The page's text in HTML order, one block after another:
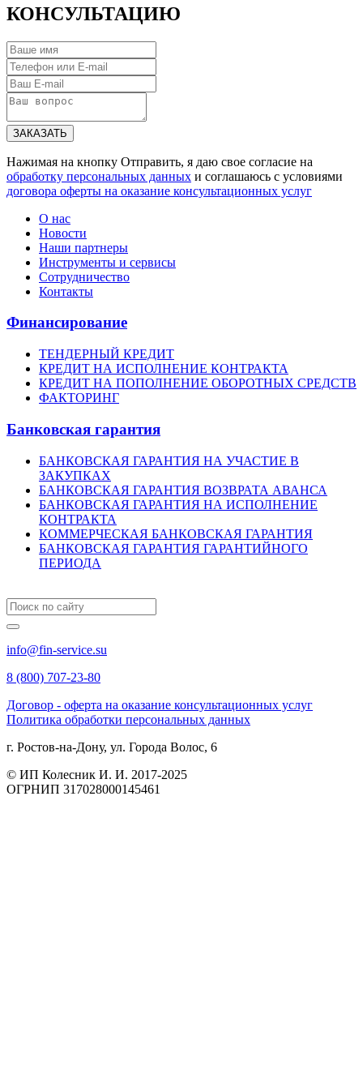
КОНСУЛЬТАЦИЮ
ЗАКАЗАТЬ
Нажимая на кнопку Отправить, я даю свое согласие на
обработку персональных данных и соглашаюсь с условиями
договора оферты на оказание консультационных услуг
О нас
Новости
Наши партнеры
Инструменты и сервисы
Сотрудничество
Контакты
Финансирование
ТЕНДЕРНЫЙ КРЕДИТ
КРЕДИТ НА ИСПОЛНЕНИЕ КОНТРАКТА
КРЕДИТ НА ПОПОЛНЕНИЕ ОБОРОТНЫХ СРЕДСТВ
ФАКТОРИНГ
Банковская гарантия
БАНКОВСКАЯ ГАРАНТИЯ НА УЧАСТИЕ В
ЗАКУПКАХ
БАНКОВСКАЯ ГАРАНТИЯ ВОЗВРАТА АВАНСА
БАНКОВСКАЯ ГАРАНТИЯ НА ИСПОЛНЕНИЕ
КОНТРАКТА
КОММЕРЧЕСКАЯ БАНКОВСКАЯ ГАРАНТИЯ
БАНКОВСКАЯ ГАРАНТИЯ ГАРАНТИЙНОГО
ПЕРИОДА
info@fin-service.su
8 (800) 707-23-80
Договор - оферта на оказание консультационных услуг
Политика обработки персональных данных
г. Ростов-на-Дону, ул. Города Волос, 6
© ИП Колесник И. И. 2017-2025
ОГРНИП 317028000145461